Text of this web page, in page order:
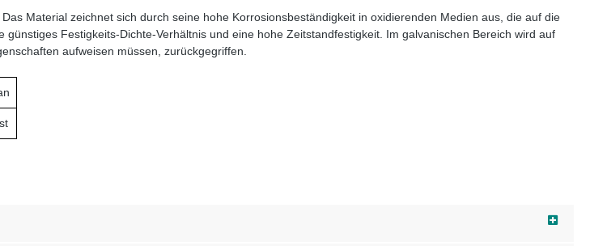
Material zeichnet sich durch seine hohe Korrosionsbeständigkeit in oxidierenden Medien aus, die auf die
Festigkeits-Dichte-Verhältnis und eine hohe Zeitstandfestigkeit. Im galvanischen Bereich wird auf
aufweisen müssen, zurückgegriffen.